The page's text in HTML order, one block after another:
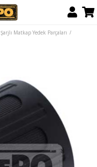
Şarjlı Matkap Yedek Parçaları